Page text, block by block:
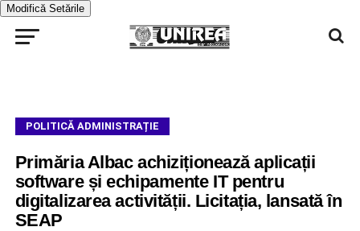
Modifică Setările
POLITICĂ ADMINISTRAȚIE
Primăria Albac achiziționează aplicații
software și echipamente IT pentru
digitalizarea activității. Licitația, lansată în
SEAP